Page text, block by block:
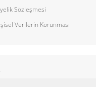
Sözleşmesi
Verilerin Korunması